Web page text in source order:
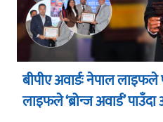
बीपीए अवार्डः नेपाल लाइफले
लाइफले ‘ब्रोन्ज अवार्ड’